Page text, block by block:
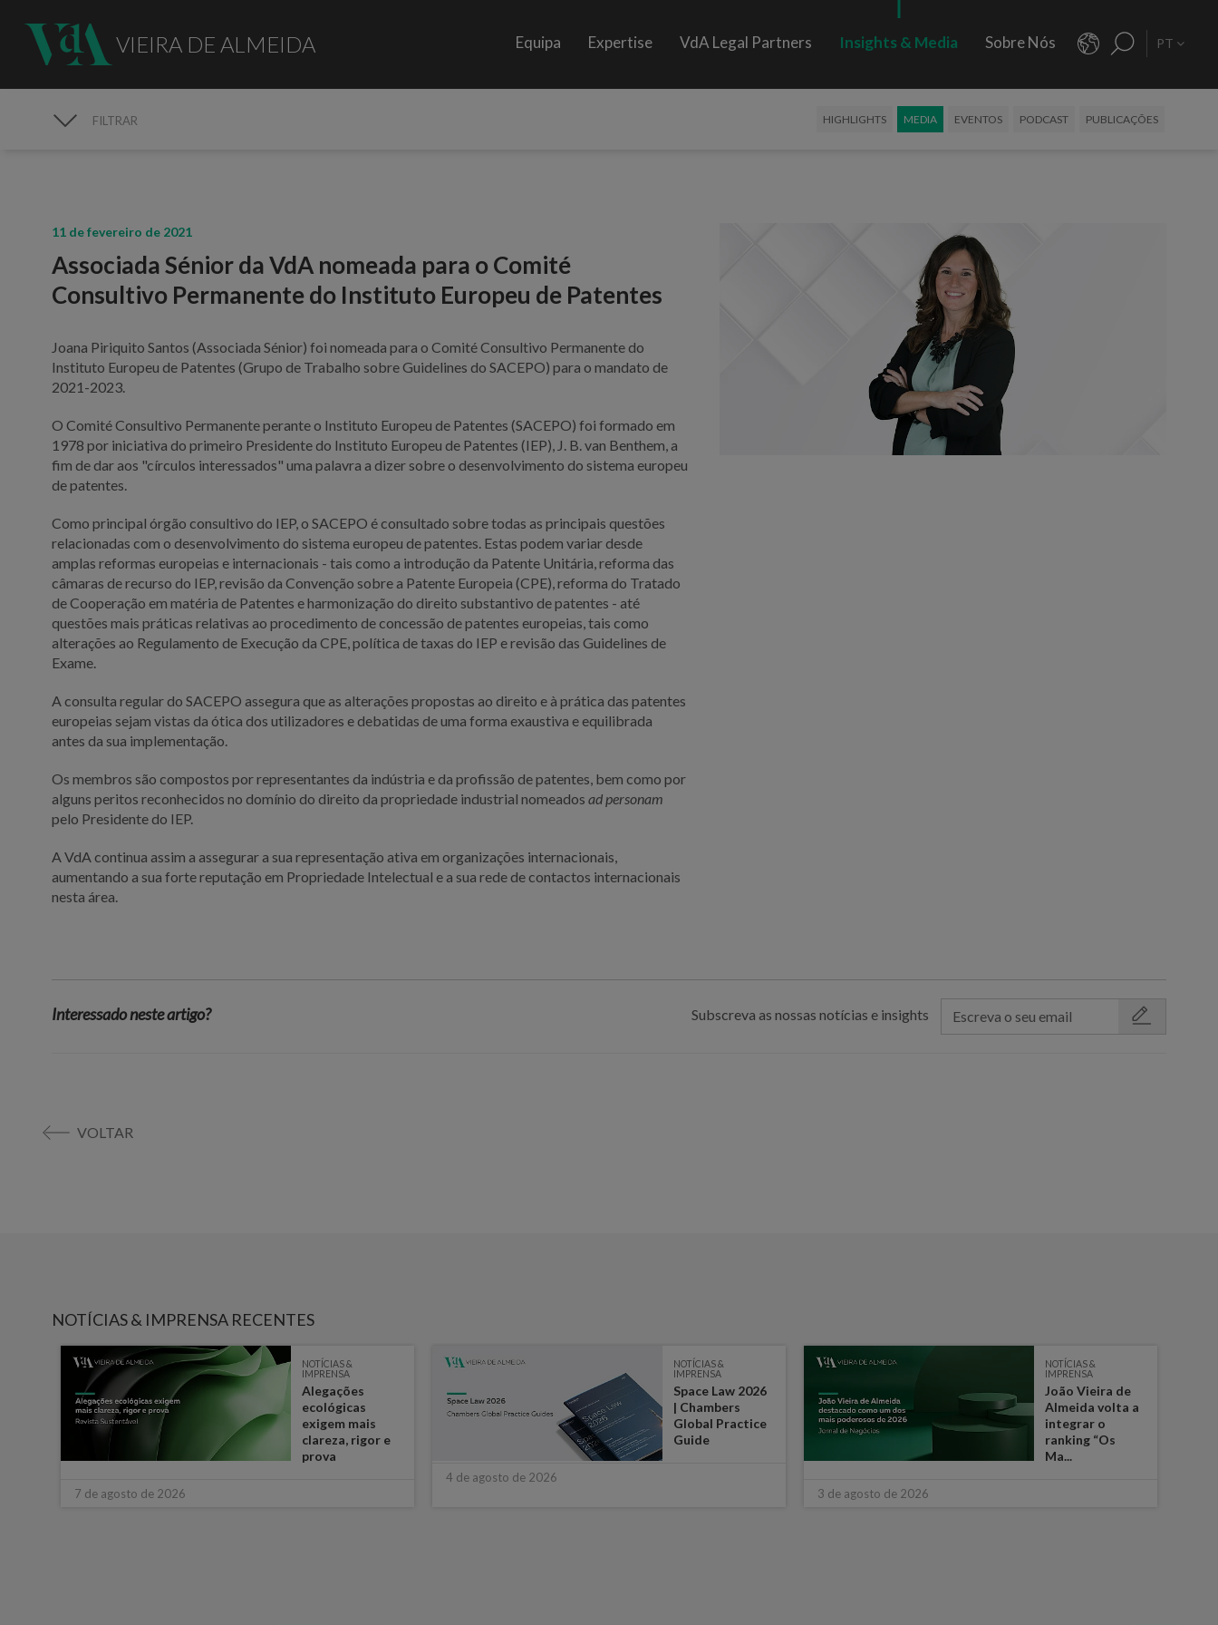
VIEIRA DE ALMEIDA Equipa Expertise VdA Legal Partners Insights & Media Sobre Nós PT
FILTRAR HIGHLIGHTS MEDIA EVENTOS PODCAST PUBLICAÇÕES
11 de fevereiro de 2021
Associada Sénior da VdA nomeada para o Comité
Consultivo Permanente do Instituto Europeu de Patentes
Joana Piriquito Santos (Associada Sénior) foi nomeada para o Comité Consultivo Permanente do
Instituto Europeu de Patentes (Grupo de Trabalho sobre Guidelines do SACEPO) para o mandato de
2021-2023.
O Comité Consultivo Permanente perante o Instituto Europeu de Patentes (SACEPO) foi formado em
1978 por iniciativa do primeiro Presidente do Instituto Europeu de Patentes (IEP), J. B. van Benthem, a
fim de dar aos "círculos interessados" uma palavra a dizer sobre o desenvolvimento do sistema europeu
de patentes.
Como principal órgão consultivo do IEP, o SACEPO é consultado sobre todas as principais questões
relacionadas com o desenvolvimento do sistema europeu de patentes. Estas podem variar desde
amplas reformas europeias e internacionais - tais como a introdução da Patente Unitária, reforma das
câmaras de recurso do IEP, revisão da Convenção sobre a Patente Europeia (CPE), reforma do Tratado
de Cooperação em matéria de Patentes e harmonização do direito substantivo de patentes - até
questões mais práticas relativas ao procedimento de concessão de patentes europeias, tais como
alterações ao Regulamento de Execução da CPE, política de taxas do IEP e revisão das Guidelines de
Exame.
A consulta regular do SACEPO assegura que as alterações propostas ao direito e à prática das patentes
europeias sejam vistas da ótica dos utilizadores e debatidas de uma forma exaustiva e equilibrada
antes da sua implementação.
Os membros são compostos por representantes da indústria e da profissão de patentes, bem como por
alguns peritos reconhecidos no domínio do direito da propriedade industrial nomeadosad personam
pelo Presidente do IEP.
A VdA continua assim a assegurar a sua representação ativa em organizações internacionais,
aumentando a sua forte reputação em Propriedade Intelectual e a sua rede de contactos internacionais
nesta área.
Interessado neste artigo? Subscreva as nossas notícias e insights
VOLTAR
NOTÍCIAS & IMPRENSA RECENTES
NOTÍCIAS &
IMPRENSA
Alegações
ecológicas
exigem mais
clareza, rigor e
prova
7 de agosto de 2026
NOTÍCIAS &
IMPRENSA
Space Law 2026
| Chambers
Global Practice
Guide
4 de agosto de 2026
NOTÍCIAS &
IMPRENSA
João Vieira de
Almeida volta a
integrar o
ranking “Os
Ma...
3 de agosto de 2026